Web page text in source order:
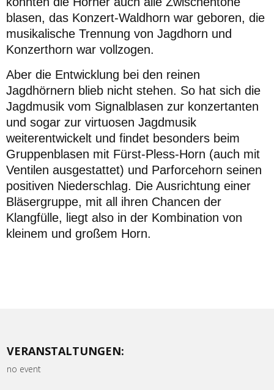
blasen, das Konzert-Waldhorn war geboren, die
musikalische Trennung von Jagdhorn und
Konzerthorn war vollzogen.
Aber die Entwicklung bei den reinen
Jagdhörnern blieb nicht stehen. So hat sich die
Jagdmusik vom Signalblasen zur konzertanten
und sogar zur virtuosen Jagdmusik
weiterentwickelt und findet besonders beim
Gruppenblasen mit Fürst-Pless-Horn (auch mit
Ventilen ausgestattet) und Parforcehorn seinen
positiven Niederschlag. Die Ausrichtung einer
Bläsergruppe, mit all ihren Chancen der
Klangfülle, liegt also in der Kombination von
kleinem und großem Horn.
VERANSTALTUNGEN:
no event